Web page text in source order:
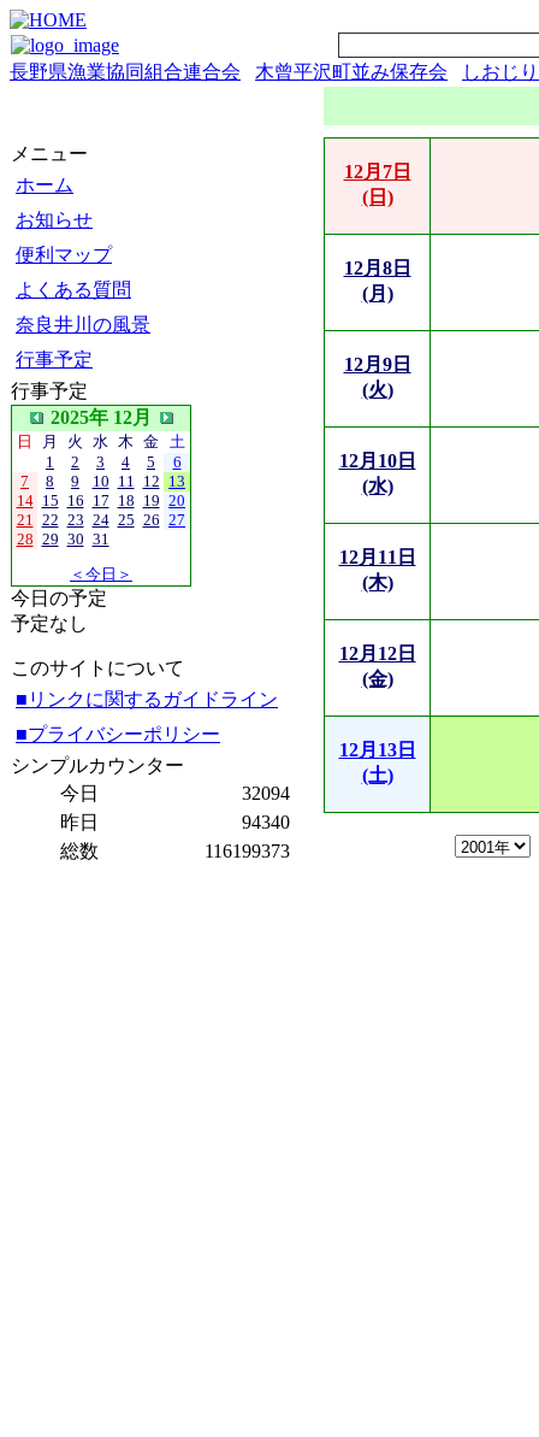
長野県漁業協同組合連合会 木曾平沢町並み保存会 しおじ
メニュー
ホーム
お知らせ
便利マップ
よくある質問
奈良井川の風景
行事予定
行事予定
2025年 12月
日 月 火 水 木 金 土
1
2 3 4 5
6
7
8 9 10 11 12 13
14 15 16 17 18 19 20
21 22 23 24 25 26 27
28 29 30 31
＜今日＞
今日の予定
予定なし
このサイトについて
■リンクに関するガイドライン
■プライバシーポリシー
シンプルカウンター
今日
32094
昨日
94340
総数
116199373
12月7日
(日)
12月8日
(月)
12月9日
(火)
12月10日
(水)
12月11日
(木)
12月12日
(金)
12月13日
(土)